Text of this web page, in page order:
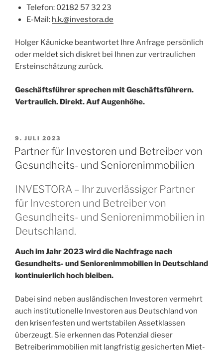
Telefon: 02182 57 32 23
E-Mail: h.k.@investora.de
Holger Käunicke beantwortet Ihre Anfrage persönlich
oder meldet sich diskret bei Ihnen zur vertraulichen
Ersteinschätzung zurück.
Geschäftsführer sprechen mit Geschäftsführern.
Vertraulich. Direkt. Auf Augenhöhe.
VERÖFFENTLICHT
AM
9. JULI 2023
Partner für Investoren und Betreiber von
Gesundheits- und Seniorenimmobilien
INVESTORA – Ihr zuverlässiger Partner
für Investoren und Betreiber von
Gesundheits- und Seniorenimmobilien in
Deutschland.
Auch im Jahr 2023 wird die Nachfrage nach
Gesundheits- und Seniorenimmobilien in Deutschland
kontinuierlich hoch bleiben.
Dabei sind neben ausländischen Investoren vermehrt
auch institutionelle Investoren aus Deutschland von
den krisenfesten und wertstabilen Assetklassen
überzeugt. Sie erkennen das Potenzial dieser
Betreiberimmobilien mit langfristig gesicherten Miet-